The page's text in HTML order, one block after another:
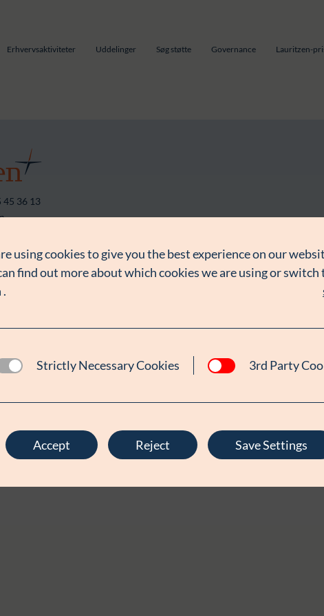
Erhvervsaktiviteter Uddelinger Søg støtte Governance Lauritzen-
45 36 13
using cookies to give you the best experience on our
find out more about which cookies we are using or switch
.
Strictly Necessary Cookies 3rd Party
Accept Reject Save Settings